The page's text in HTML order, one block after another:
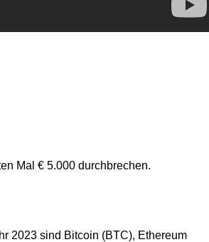
Mal € 5.000 durchbrechen.
2023 sind Bitcoin (BTC), Ethereum